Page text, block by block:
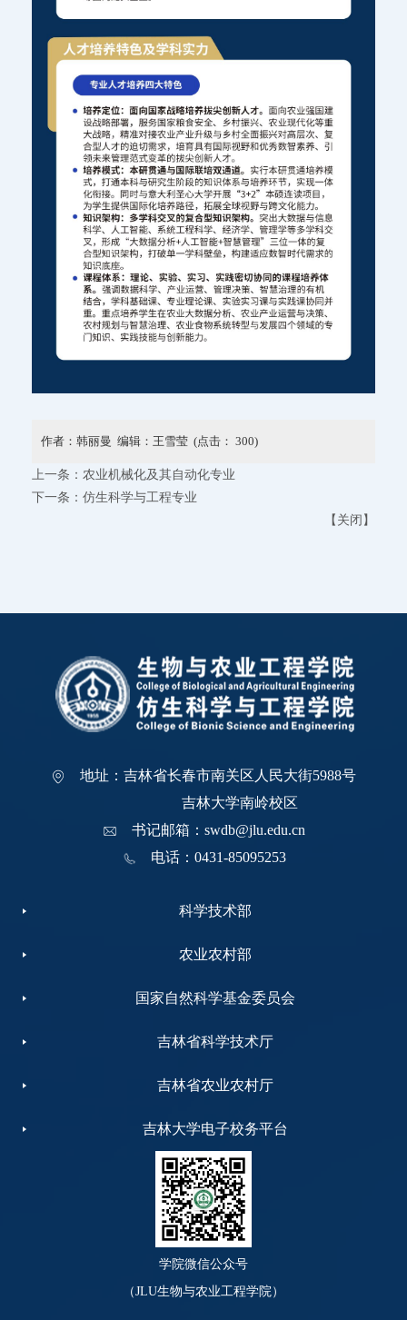
作者：韩丽曼 编辑：王雪莹 (点击： 300)
上一条： 农业机械化及其自动化专业
下一条： 仿生科学与工程专业
【 关闭 】
地址：吉林省长春市南关区人民大街5988号
吉林大学南岭校区
书记邮箱：swdb@jlu.edu.cn
电话：0431-85095253
科学技术部
农业农村部
国家自然科学基金委员会
吉林省科学技术厅
吉林省农业农村厅
吉林大学电子校务平台
学院微信公众号
（JLU生物与农业工程学院）